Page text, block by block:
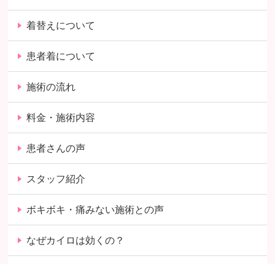
着替えについて
患者着について
施術の流れ
料金・施術内容
患者さんの声
スタッフ紹介
ボキボキ・痛みない施術との声
なぜカイロは効くの？